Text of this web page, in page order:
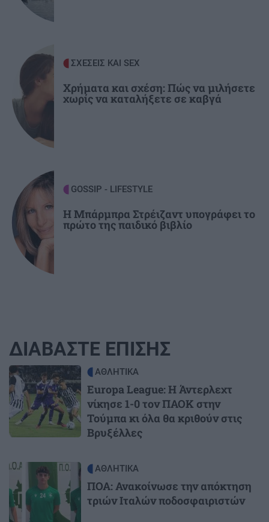
Γιώργος Λιάγκας: «Ο Τζορτζ Κλούνεϊ της
Ελλάδας…»
ΣΧΕΣΕΙΣ ΚΑΙ SEX
Χρήματα και σχέση: Πώς να μιλήσετε
χωρίς να καταλήξετε σε καβγά
GOSSIP - LIFESTYLE
Η Μπάρμπρα Στρέιζαντ υπογράφει το
πρώτο της παιδικό βιβλίο
ΔΙΑΒΑΣΤΕ ΕΠΙΣΗΣ
Image ΑΘΛΗΤΙΚΑ
Europa League: Η Άντερλεχτ
νίκησε 1-0 τον ΠΑΟΚ στην
Τούμπα κι όλα θα κριθούν στις
Βρυξέλλες
Image ΑΘΛΗΤΙΚΑ
ΠΟΑ: Ανακοίνωσε την απόκτηση
τριών Ιταλών ποδοσφαιριστών